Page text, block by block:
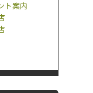
ト案内